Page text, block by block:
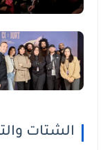
الشتات